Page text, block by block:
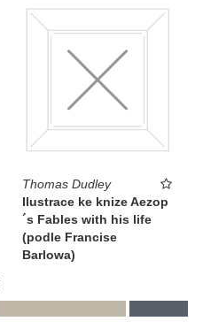
Thomas Dudley
Ilustrace ke knize Aezop
´s Fables with his life
(podle Francise
Barlowa)